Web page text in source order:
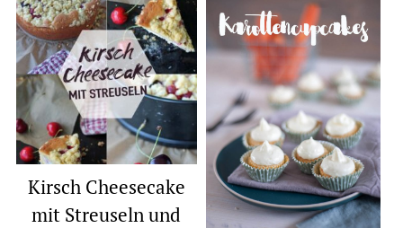
Kirsch Cheesecake
mit Streuseln und